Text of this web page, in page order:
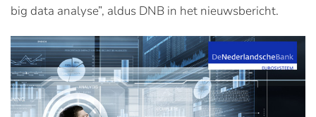
big data analyse”, aldus DNB in het nieuwsbericht.